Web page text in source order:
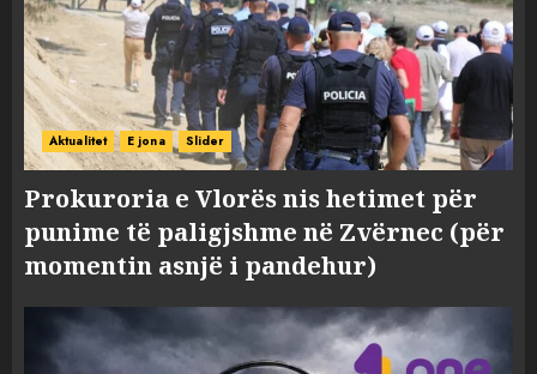
Aktualitet E jona Slider
Prokuroria e Vlorës nis hetimet për
punime të paligjshme në Zvërnec (për
momentin asnjë i pandehur)